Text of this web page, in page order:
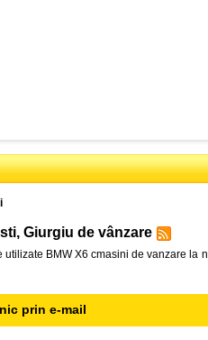
Giurgiu de vânzare
BMW X6 cmasini de vanzare la
prin e-mail